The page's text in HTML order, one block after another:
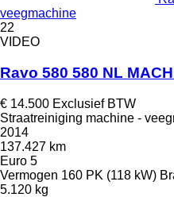
veegmachine
22
VIDEO
Ravo 580 580 NL
€ 14.500 Exclusief BTW
Straatreiniging machine -
2014
137.427 km
Euro 5
Vermogen 160 PK (118 kW)
5.120 kg